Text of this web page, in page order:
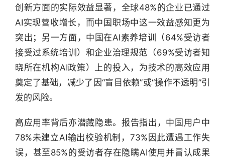
创新方面的实际效益显著，全球48%的企业已通过
AI实现营收增长，而中国职场中这一效益感知更为
突出；另一方面，中国在AI素养培训（64%受访者
接受过系统培训）和企业治理规范（69%受访者知
晓所在机构AI政策）上的投入，为技术的高效应用
奠定了基础，减少了因“盲目依赖”或“操作不透明”引
发的风险。
高应用率背后亦潜藏隐患。报告指出，中国用户中
78%未建立AI输出校验机制，73%因此遭遇工作失
误，甚至85%的受访者存在隐瞒AI使用并冒认成果